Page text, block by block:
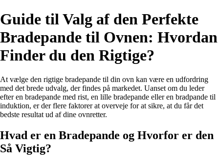
Guide til Valg af den Perfekte
Bradepande til Ovnen: Hvordan
Finder du den Rigtige?
At vælge den rigtige bradepande til din ovn kan være en udfordring
med det brede udvalg, der findes på markedet. Uanset om du leder
efter en bradepande med rist, en lille bradepande eller en bradpande til
induktion, er der flere faktorer at overveje for at sikre, at du får det
bedste resultat ud af dine ovnretter.
Hvad er en Bradepande og Hvorfor er den
Så Vigtig?